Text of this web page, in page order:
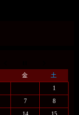
金
土
1
7
8